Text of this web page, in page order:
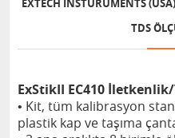
EXTECH INSTURUMENTS
TDS
ExStikII EC410
• Kit, tüm kalibrasyon
plastik kap ve taşıma